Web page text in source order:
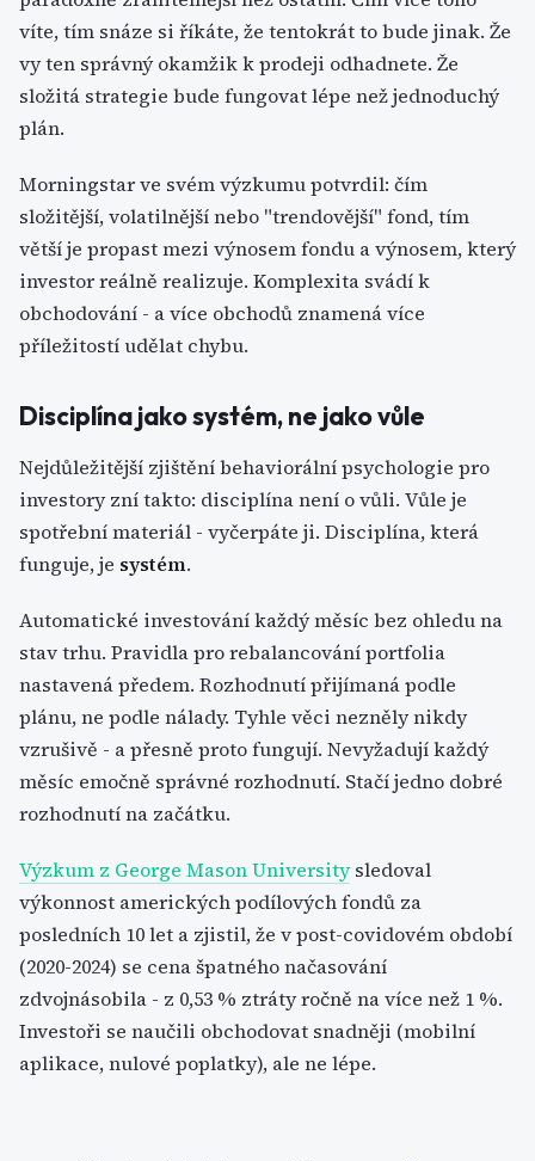
víte, tím snáze si říkáte, že tentokrát to bude jinak. Že
vy ten správný okamžik k prodeji odhadnete. Že
složitá strategie bude fungovat lépe než jednoduchý
plán.
Morningstar ve svém výzkumu potvrdil: čím
složitější, volatilnější nebo "trendovější" fond, tím
větší je propast mezi výnosem fondu a výnosem, který
investor reálně realizuje. Komplexita svádí k
obchodování - a více obchodů znamená více
příležitostí udělat chybu.
Disciplína jako systém, ne jako vůle
Nejdůležitější zjištění behaviorální psychologie pro
investory zní takto: disciplína není o vůli. Vůle je
spotřební materiál - vyčerpáte ji. Disciplína, která
funguje, je systém.
Automatické investování každý měsíc bez ohledu na
stav trhu. Pravidla pro rebalancování portfolia
nastavená předem. Rozhodnutí přijímaná podle
plánu, ne podle nálady. Tyhle věci nezněly nikdy
vzrušivě - a přesně proto fungují. Nevyžadují každý
měsíc emočně správné rozhodnutí. Stačí jedno dobré
rozhodnutí na začátku.
Výzkum z George Mason Universitysledoval
výkonnost amerických podílových fondů za
posledních 10 let a zjistil, že v post-covidovém období
(2020-2024) se cena špatného načasování
zdvojnásobila - z 0,53 % ztráty ročně na více než 1 %.
Investoři se naučili obchodovat snadněji (mobilní
aplikace, nulové poplatky), ale ne lépe.